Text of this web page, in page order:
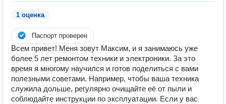
1 оценка
Паспорт проверен
Всем привет! Меня зовут Максим, и я занимаюсь уже
более 5 лет ремонтом техники и электроники. За это
время я многому научился и готов поделиться с вами
полезными советами. Например, чтобы ваша техника
служила дольше, регулярно очищайте её от пыли и
соблюдайте инструкции по эксплуатации. Если у вас